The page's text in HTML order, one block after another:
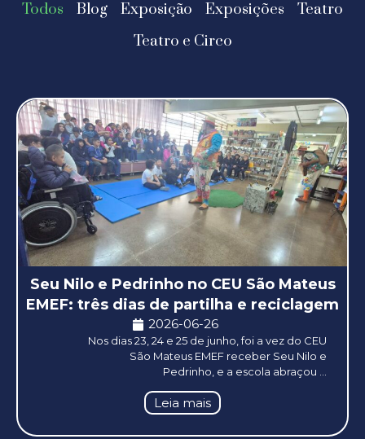
Blog Exposição Exposições
Teatro
Teatro e Circo
Todos
Seu Nilo e Pedrinho no CEU São Mateus
EMEF: três dias de partilha e reciclagem
2026-06-26
Nos dias 23, 24 e 25 de junho, foi a vez do CEU
São Mateus EMEF receber Seu Nilo e
Pedrinho, e a escola abraçou ...
Leia mais